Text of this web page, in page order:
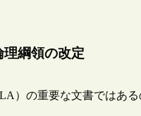
綱領の改定
）の重要な文書ではある